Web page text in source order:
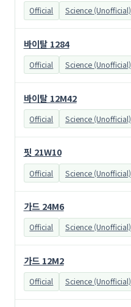
Official Science (Unofficial)
바이탈 1284
Official Science (Unofficial)
바이탈 12M42
Official Science (Unofficial)
핏 21W10
Official Science (Unofficial)
가드 24M6
Official Science (Unofficial)
가드 12M2
Official Science (Unofficial)